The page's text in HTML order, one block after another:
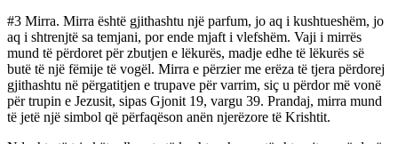
#3 Mirra. Mirra është gjithashtu një parfum, jo ​​aq i kushtueshëm, jo ​​
aq i shtrenjtë sa temjani, por ende mjaft i vlefshëm. Vaji i mirrës
mund të përdoret për zbutjen e lëkurës, madje edhe të lëkurës së
butë të një fëmije të vogël. Mirra e përzier me erëza të tjera përdorej
gjithashtu në përgatitjen e trupave për varrim, siç u përdor më vonë
për trupin e Jezusit, sipas Gjonit 19, vargu 39. Prandaj, mirra mund
të jetë një simbol që përfaqëson anën njerëzore të Krishtit.